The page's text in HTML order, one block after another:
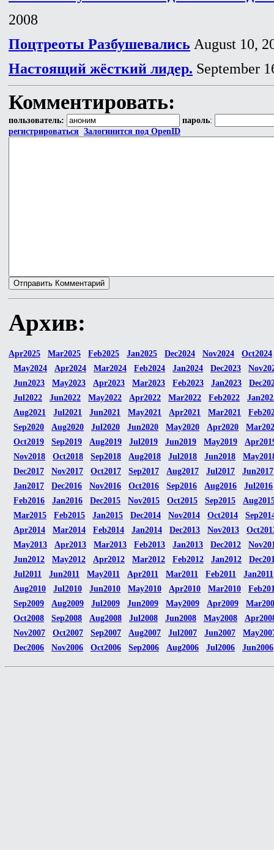
2008
Поцтреоты Разбушевались August 10,
Настоящий жёсткий лидер. September
Комментировать:
пользователь: пароль:
регистрироваться Залогинится под OpenID
Архив:
Apr2025 Mar2025 Feb2025 Jan2025 Dec2024 Nov2024
Oct2024
May2024
Apr2024 Mar2024 Feb2024 Jan2024 Dec2023
Jun2023
May2023 Apr2023 Mar2023 Feb2023 Jan2023
Jul2022
Jun2022 May2022 Apr2022 Mar2022 Feb2022
Aug2021
Jul2021 Jun2021 May2021 Apr2021 Mar2021
Sep2020
Aug2020 Jul2020 Jun2020 May2020 Apr2020
Oct2019
Sep2019 Aug2019 Jul2019 Jun2019 May2019
Nov2018
Oct2018 Sep2018 Aug2018 Jul2018 Jun2018
Dec2017
Nov2017 Oct2017 Sep2017 Aug2017 Jul2017
Jun2017
Jan2017
Dec2016 Nov2016 Oct2016 Sep2016 Aug2016
Jul2016
Feb2016
Jan2016 Dec2015 Nov2015 Oct2015 Sep2015
Mar2015
Feb2015 Jan2015 Dec2014 Nov2014 Oct2014
Apr2014
Mar2014 Feb2014 Jan2014 Dec2013 Nov2013
May2013
Apr2013 Mar2013 Feb2013 Jan2013 Dec2012
Jun2012
May2012 Apr2012 Mar2012 Feb2012 Jan2012
Jul2011
Jun2011 May2011 Apr2011 Mar2011 Feb2011
Jan2011
Aug2010
Jul2010 Jun2010 May2010 Apr2010 Mar2010
Sep2009
Aug2009 Jul2009 Jun2009 May2009 Apr2009
Oct2008
Sep2008 Aug2008 Jul2008 Jun2008 May2008
Nov2007
Oct2007 Sep2007 Aug2007 Jul2007 Jun2007
Dec2006
Nov2006 Oct2006 Sep2006 Aug2006 Jul2006 Jun2006